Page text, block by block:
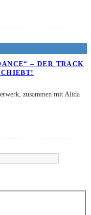
– DER TRACK
zusammen mit Alida